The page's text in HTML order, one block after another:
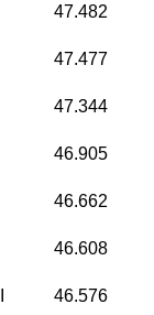
47.482
47.477
47.344
46.905
46.662
46.608
46.576